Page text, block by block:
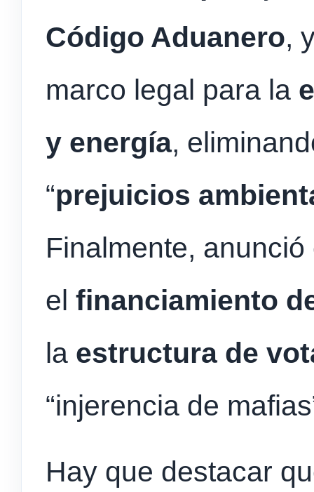
Código Aduanero,
marco legal para la
y energía,
“prejuicios
Finalmente,
el financiamiento
la estructura de
“injerencia de
Hay que destacar